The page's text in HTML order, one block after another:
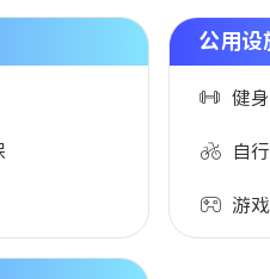
公用设
健
自
游